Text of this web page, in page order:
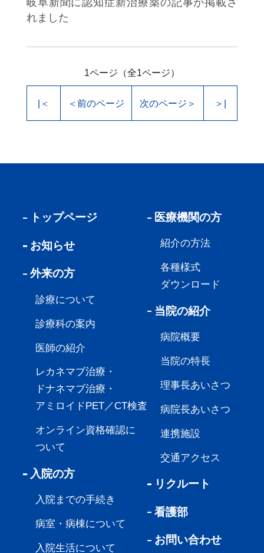
岐阜新聞に認知症新治療薬の記事が掲載さ
れました
1ページ（全1ページ）
|＜ ＜前のページ 次のページ＞ ＞|
トップページ
お知らせ
外来の方
診療について
診療科の案内
医師の紹介
レカネマブ治療・
ドナネマブ治療・
アミロイドPET／CT検査
オンライン資格確認に
ついて
入院の方
入院までの手続き
病室・病棟について
入院生活について
医療機関の方
紹介の方法
各種様式
ダウンロード
当院の紹介
病院概要
当院の特長
理事長あいさつ
病院長あいさつ
連携施設
交通アクセス
リクルート
看護部
お問い合わせ